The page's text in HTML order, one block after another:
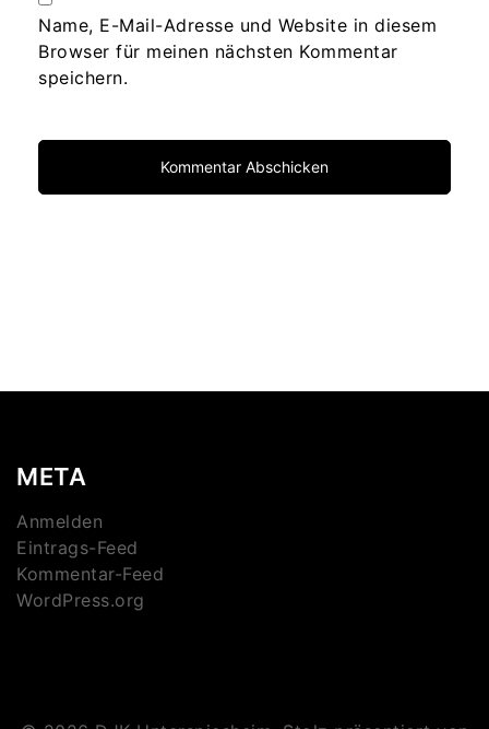
Name, E-Mail-Adresse und Website in diesem
Browser für meinen nächsten Kommentar
speichern.
META
Anmelden
Eintrags-Feed
Kommentar-Feed
WordPress.org